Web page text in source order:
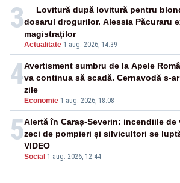
3
Actualitate-1 aug. 2026, 14:39
Lovitură după lovitură pentru
dosarul drogurilor. Alessia Păcuraru
magistraților
4
Economie-1 aug. 2026, 18:08
Avertisment sumbru de la Apele
va continua să scadă. Cernavodă s-
zile
5
Social -1 aug. 2026, 12:44
Alertă în Caraș-Severin: incendiile de
zeci de pompieri și silvicultori se
VIDEO